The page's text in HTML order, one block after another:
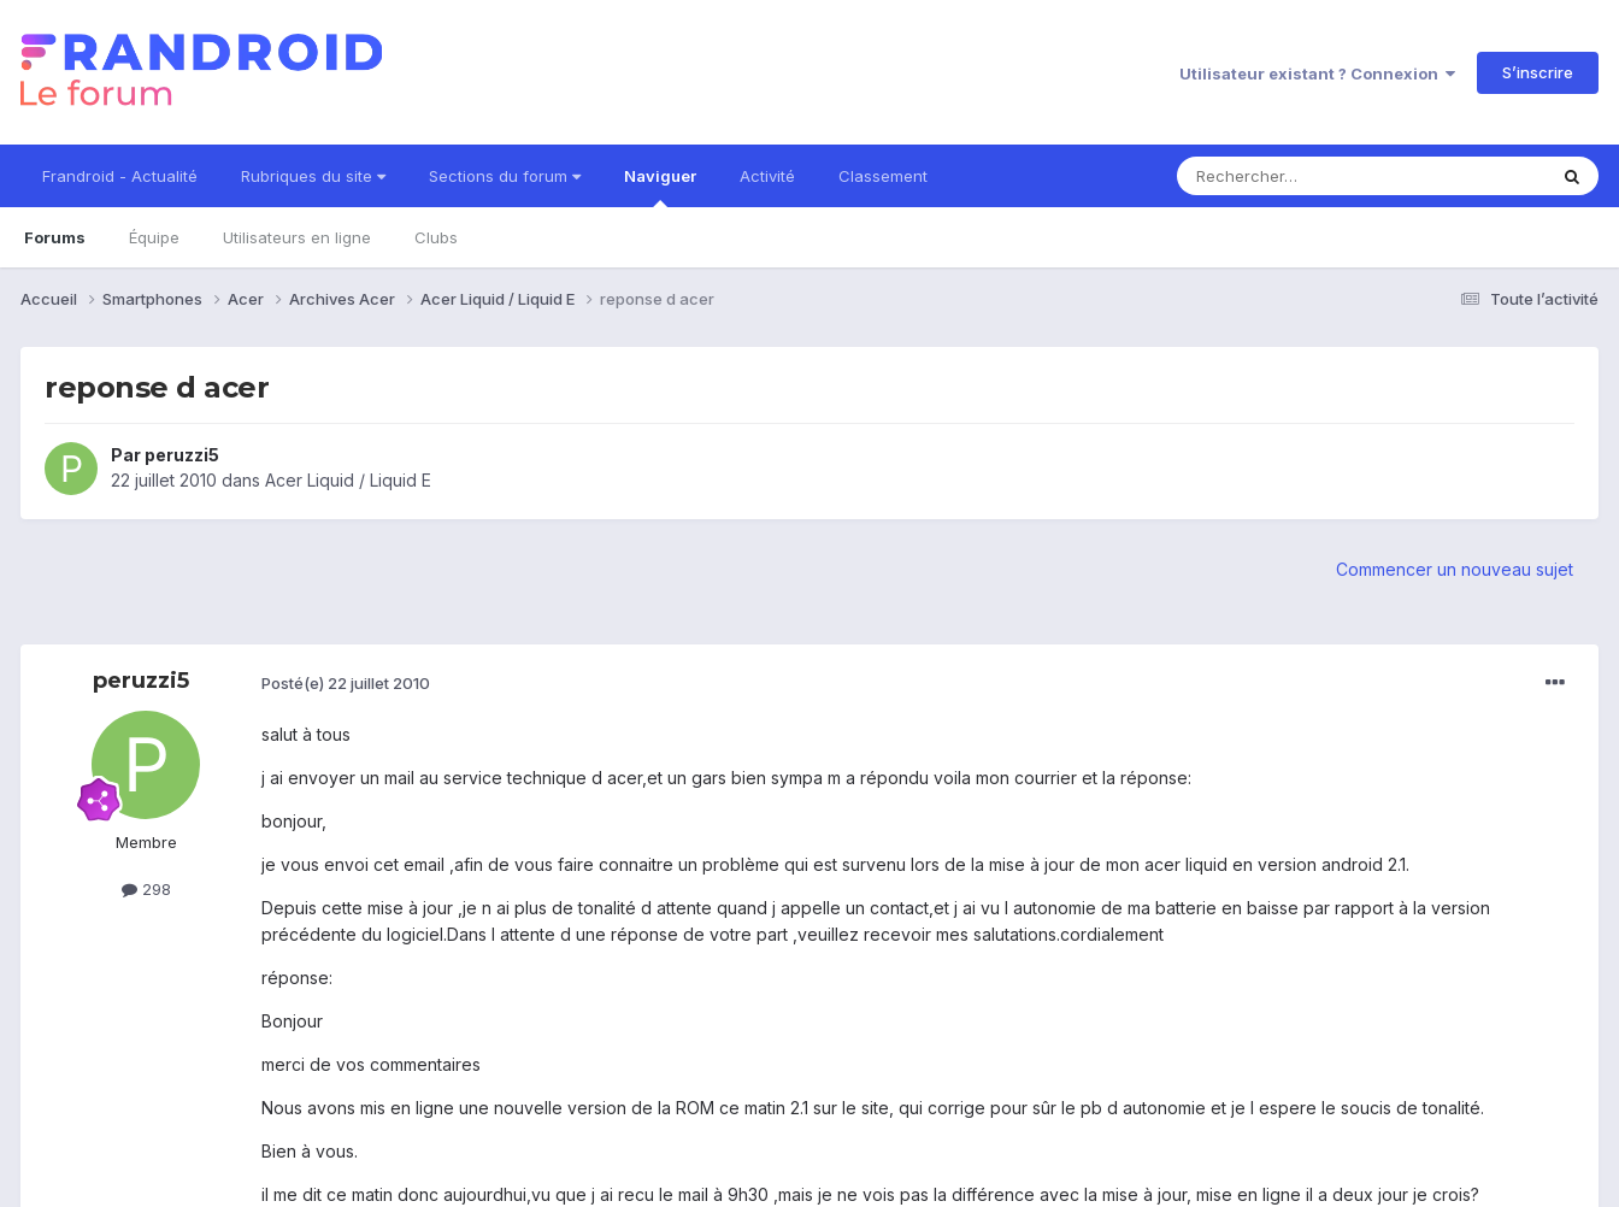
Utilisateur existant ? Connexion S’inscrire
Frandroid - Actualité Rubriques du site Sections du forum Naviguer
Forums Équipe Utilisateurs en ligne Clubs
Activité Classement
Toute l’activité
Accueil Smartphones Acer Archives Acer Acer Liquid / Liquid E reponse d acer
reponse d acer
Par peruzzi5
22 juillet 2010 dans Acer Liquid / Liquid E
Commencer un nouveau sujet
peruzzi5
Membre
298
Posté(e) 22 juillet 2010
salut à tous
j ai envoyer un mail au service technique d acer,et un gars bien sympa m a répondu voila mon courrier et la réponse:
bonjour,
je vous envoi cet email ,afin de vous faire connaitre un problème qui est survenu lors de la mise à jour de mon acer liquid en version android 2.1.
Depuis cette mise à jour ,je n ai plus de tonalité d attente quand j appelle un contact,et j ai vu l autonomie de ma batterie en baisse par rapport à la version
précédente du logiciel.Dans l attente d une réponse de votre part ,veuillez recevoir mes salutations.cordialement
réponse:
Bonjour
merci de vos commentaires
Nous avons mis en ligne une nouvelle version de la ROM ce matin 2.1 sur le site, qui corrige pour sûr le pb d autonomie et je l espere le soucis de tonalité.
Bien à vous.
il me dit ce matin donc aujourdhui,vu que j ai recu le mail à 9h30 ,mais je ne vois pas la différence avec la mise à jour, mise en ligne il a deux jour je crois?